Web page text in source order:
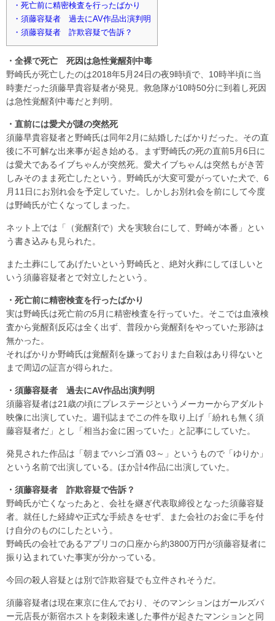
・死亡前に精密検査を行ったばかり
・須藤容疑者 過去にAV作品出演判明
・須藤容疑者 詐欺容疑で告訴？
・全裸で死亡 死因は急性覚醒剤中毒
野崎氏が死亡したのは2018年5月24日の夜9時頃で、10時半頃に当
時妻だった須藤早貴容疑者が発見。救急隊が10時50分に到着し死因
は急性覚醒剤中毒だと判明。
・直前には愛犬が謎の突然死
須藤早貴容疑者と野崎氏は同年2月に結婚したばかりだった。その直
後に不可解な出来事が起き始める。まず野崎氏の死の直前5月6日に
は愛犬であるイブちゃんが突然死。愛犬イブちゃんは突然もがき苦
しみそのまま死亡したという。野崎氏が大変可愛がっていた犬で、6
月11日にお別れ会を予定していた。しかしお別れ会を前にして今度
は野崎氏が亡くなってしまった。
ネット上では「（覚醒剤で）犬を実験台にして、野崎が本番」とい
う書き込みも見られた。
また土葬にしてあげたいという野崎氏と、絶対火葬にしてほしいと
いう須藤容疑者とで対立したという。
・死亡前に精密検査を行ったばかり
実は野崎氏は死亡前の5月に精密検査を行っていた。そこでは血液検
査から覚醒剤反応は全く出ず、普段から覚醒剤をやっていた形跡は
無かった。
そればかりか野崎氏は覚醒剤を嫌っておりまた自殺はあり得ないと
まで周辺の証言が得られた。
・須藤容疑者 過去にAV作品出演判明
須藤容疑者は21歳の頃にプレステージというメーカーからアダルト
映像に出演していた。週刊誌までこの件を取り上げ「紛れも無く須
藤容疑者だ」とし「相当お金に困っていた」と記事にしていた。
発見された作品は「朝までハシゴ酒 03～」というもので「ゆりか」
という名前で出演している。ほか計4作品に出演していた。
・須藤容疑者 詐欺容疑で告訴？
野崎氏が亡くなったあと、会社を継ぎ代表取締役となった須藤容疑
者。就任した経緯や正式な手続きをせず、また会社のお金に手を付
け自分のものにしたという。
野崎氏の会社であるアプリコの口座から約3800万円が須藤容疑者に
振り込まれていた事実が分かっている。
今回の殺人容疑とは別で詐欺容疑でも立件されそうだ。
須藤容疑者は現在東京に住んでおり、そのマンションはガールズバ
ー元店長が新宿ホストを刺殺未遂した事件が起きたマンションと同